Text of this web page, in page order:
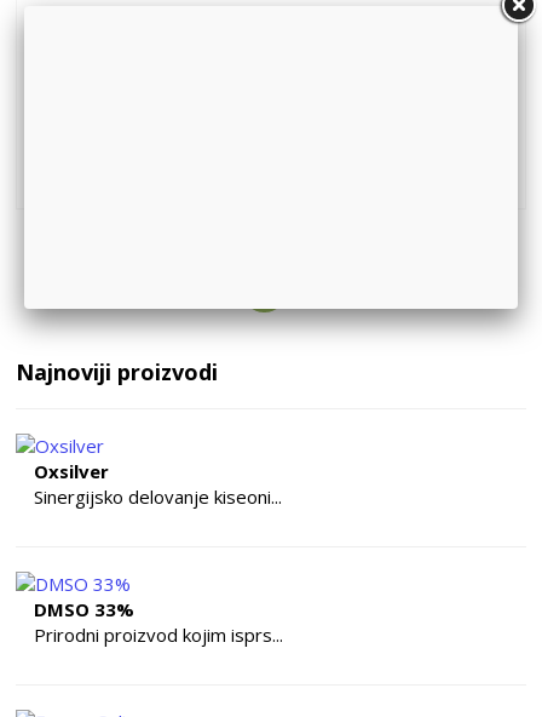
Najnoviji proizvodi
Oxsilver
Sinergijsko delovanje kiseoni...
DMSO 33%
Prirodni proizvod kojim isprs...